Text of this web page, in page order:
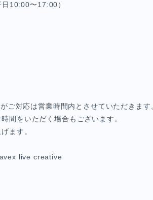
日10:00〜17:00）
対応は営業時間内とさせていただきます
間をいただく場合もございます。
ます。
live creative